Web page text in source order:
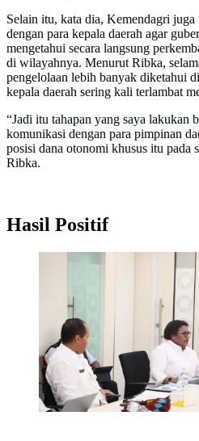
Selain itu, kata dia, Kemendagri
dengan para kepala daerah agar
mengetahui secara langsung
di wilayahnya. Menurut Ribka,
pengelolaan lebih banyak diketahui
kepala daerah sering kali terlambat
“Jadi itu tahapan yang saya lakukan
komunikasi dengan para pimpinan
posisi dana otonomi khusus itu pada
Ribka.
Hasil Positif
Wakil Menteri Dalam Negeri
Haluk saat menghadiri acara
Eksekutif Percepatan
Papua di Kantor KEPP,
Jakarta, Rabu (1/7/2026).